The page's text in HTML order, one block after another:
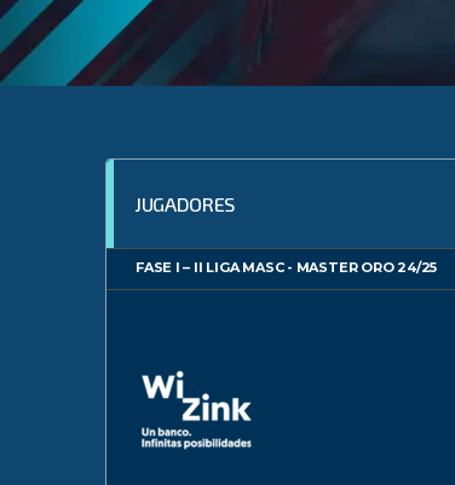
JUGADORES
FASE I – II LIGA MASC - MASTER ORO 24/25